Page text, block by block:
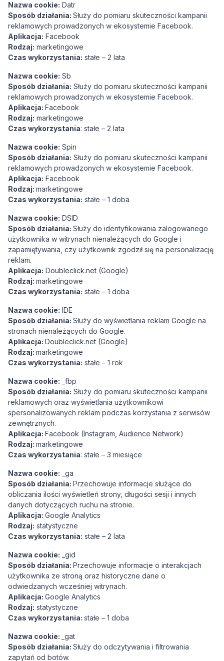
Nazwa cookie: Datr
Sposób działania: Służy do pomiaru skuteczności kampanii
reklamowych prowadzonych w ekosystemie Facebook.
Aplikacja: Facebook
Rodzaj: marketingowe
Czas wykorzystania: stałe – 2 lata
Nazwa cookie: Sb
Sposób działania: Służy do pomiaru skuteczności kampanii
reklamowych prowadzonych w ekosystemie Facebook.
Aplikacja: Facebook
Rodzaj: marketingowe
Czas wykorzystania: stałe – 2 lata
Nazwa cookie: Spin
Sposób działania: Służy do pomiaru skuteczności kampanii
reklamowych prowadzonych w ekosystemie Facebook.
Aplikacja: Facebook
Rodzaj: marketingowe
Czas wykorzystania: stałe – 1 doba
Nazwa cookie: DSID
Sposób działania: Służy do identyfikowania zalogowanego
użytkownika w witrynach nienależących do Google i
zapamiętywania, czy użytkownik zgodził się na personalizację
reklam.
Aplikacja: Doubleclick.net (Google)
Rodzaj: marketingowe
Czas wykorzystania: stałe – 1 doba
Nazwa cookie: IDE
Sposób działania: Służy do wyświetlania reklam Google na
stronach nienależących do Google.
Aplikacja: Doubleclick.net (Google)
Rodzaj: marketingowe
Czas wykorzystania: stałe – 1 rok
Nazwa cookie: _fbp
Sposób działania: Służy do pomiaru skuteczności kampanii
reklamowych oraz wyświetlania użytkownikowi
spersonalizowanych reklam podczas korzystania z serwisów
zewnętrznych.
Aplikacja: Facebook (Instagram, Audience Network)
Rodzaj: marketingowe
Czas wykorzystania: stałe – 3 miesiące
Nazwa cookie: _ga
Sposób działania: Przechowuje informacje służące do
obliczania ilości wyświetleń strony, długości sesji i innych
danych dotyczących ruchu na stronie.
Aplikacja: Google Analytics
Rodzaj: statystyczne
Czas wykorzystania: stałe – 2 lata
Nazwa cookie: _gid
Sposób działania: Przechowuje informacje o interakcjach
użytkownika ze stroną oraz historyczne dane o
odwiedzanych wcześniej witrynach.
Aplikacja: Google Analytics
Rodzaj: statystyczne
Czas wykorzystania: stałe – 1 doba
Nazwa cookie: _gat
Sposób działania: Służy do odczytywania i filtrowania
zapytań od botów.